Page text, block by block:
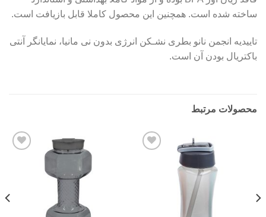
ساخته شده است. همچنین این محصول کاملا قابل بازیافت است.
تاییدیه انجمن نانو بطری نشـکن انرژی بدون نی مانیا، نمایانگر آنتی
باکتریال بودن آن است.
محصولات مرتبط